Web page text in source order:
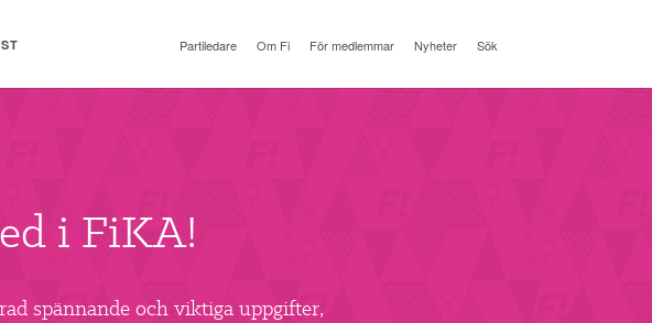
Partiledare Om Fi För medlemmar Nyheter Sök
i FiKA!
spännande och viktiga uppgifter,